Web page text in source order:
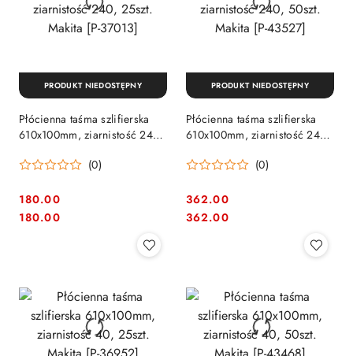
Płócienna taśma szlifierska
610x100mm, ziarnistość 240,
(0)
Cena:
180.00
Cena:
180.00
PRODUKT NIEDOSTĘPNY
Płócienna taśma szlifierska
610x100mm, ziarnistość 240,
(0)
Cena:
362.00
Cena:
362.00
PRODUKT NIEDOSTĘPNY